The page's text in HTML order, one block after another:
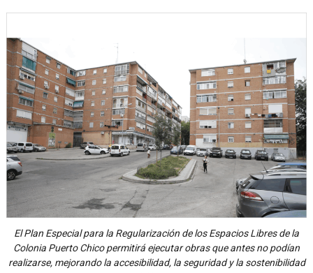
El Plan Especial para la Regularización de los Espacios Libres de la
Colonia Puerto Chico permitirá ejecutar obras que antes no podían
realizarse, mejorando la accesibilidad, la seguridad y la sostenibilidad